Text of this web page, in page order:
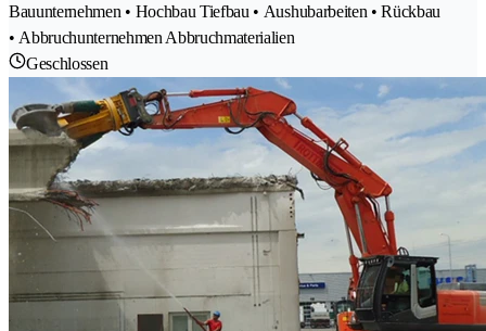
Bauunternehmen • Hochbau Tiefbau • Aushubarbeiten • Rückbau
• Abbruchunternehmen Abbruchmaterialien
Geschlossen